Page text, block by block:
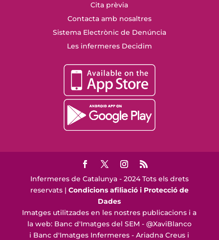
Cita prèvia
Contacta amb nosaltres
Sistema Electrònic de Denúncia
Les infermeres Decidim
Infermeres de Catalunya - 2024 Tots els drets
reservats | Condicions afiliació i Protecció de
Dades
Imatges utilitzades en les nostres publicacions i a
la web: Banc d'Imatges del SEM - @XaviBlanco
i Banc d'Imatges Infermeres - Ariadna Creus i